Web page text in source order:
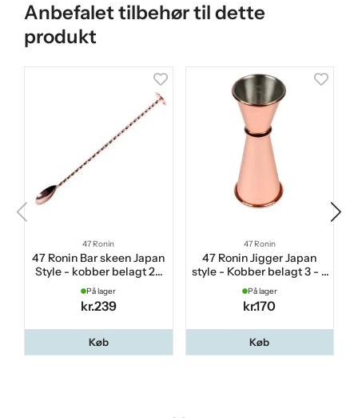
Anbefalet tilbehør til dette
produkt
47 Ronin
47 Ronin Bar skeen Japan
Style - kobber belagt 27
cm
På lager
kr.239
Køb
47 Ronin
47 Ronin Jigger Japan
style - Kobber belagt 3 - 5
cl
På lager
kr.170
Køb